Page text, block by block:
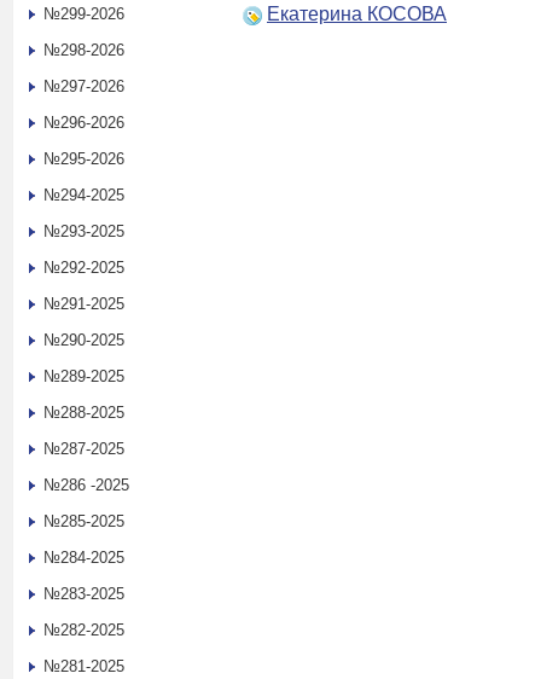
Екатерина КОСОВА
№299-2026
№298-2026
№297-2026
№296-2026
№295-2026
№294-2025
№293-2025
№292-2025
№291-2025
№290-2025
№289-2025
№288-2025
№287-2025
№286 -2025
№285-2025
№284-2025
№283-2025
№282-2025
№281-2025